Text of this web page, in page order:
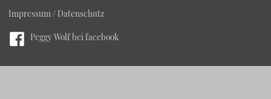
Impressum / Datenschutz
Peggy Wolf bei facebook